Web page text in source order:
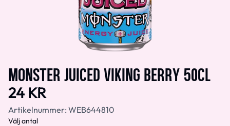
MONSTER JUICED VIKING BERRY 50CL
24 KR
Artikelnummer: WEB644810
Välj antal